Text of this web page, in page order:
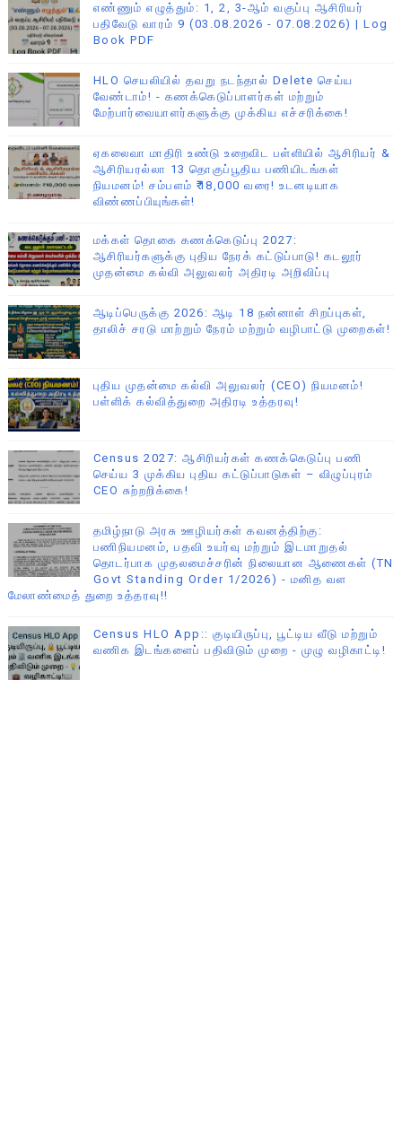
எண்ணும் எழுத்தும்: 1, 2, 3-ஆம் வகுப்பு ஆசிரியர்
பதிவேடு வாரம் 9 (03.08.2026 - 07.08.2026) | Log
Book PDF
HLO செயலியில் தவறு நடந்தால் Delete செய்ய
வேண்டாம்! - கணக்கெடுப்பாளர்கள் மற்றும்
மேற்பார்வையாளர்களுக்கு முக்கிய எச்சரிக்கை!
ஏகலைவா மாதிரி உண்டு உறைவிட பள்ளியில் ஆசிரியர் &
ஆசிரியரல்லா 13 தொகுப்பூதிய பணியிடங்கள்
நியமனம்! சம்பளம் ₹18,000 வரை! உடனடியாக
விண்ணப்பியுங்கள்!
மக்கள் தொகை கணக்கெடுப்பு 2027:
ஆசிரியர்களுக்கு புதிய நேரக் கட்டுப்பாடு! கடலூர்
முதன்மை கல்வி அலுவலர் அதிரடி அறிவிப்பு
ஆடிப்பெருக்கு 2026: ஆடி 18 நன்னாள் சிறப்புகள்,
தாலிச் சரடு மாற்றும் நேரம் மற்றும் வழிபாட்டு முறைகள்!
புதிய முதன்மை கல்வி அலுவலர் (CEO) நியமனம்!
பள்ளிக் கல்வித்துறை அதிரடி உத்தரவு!
Census 2027: ஆசிரியர்கள் கணக்கெடுப்பு பணி
செய்ய 3 முக்கிய புதிய கட்டுப்பாடுகள் – விழுப்புரம்
CEO சுற்றறிக்கை!
தமிழ்நாடு அரசு ஊழியர்கள் கவனத்திற்கு:
பணிநியமனம், பதவி உயர்வு மற்றும் இடமாறுதல்
தொடர்பாக முதலமைச்சரின் நிலையான ஆணைகள் (TN
Govt Standing Order 1/2026) - மனித வள
மேலாண்மைத் துறை உத்தரவு!!
Census HLO App:: குடியிருப்பு, பூட்டிய வீடு மற்றும்
வணிக இடங்களைப் பதிவிடும் முறை - முழு வழிகாட்டி!